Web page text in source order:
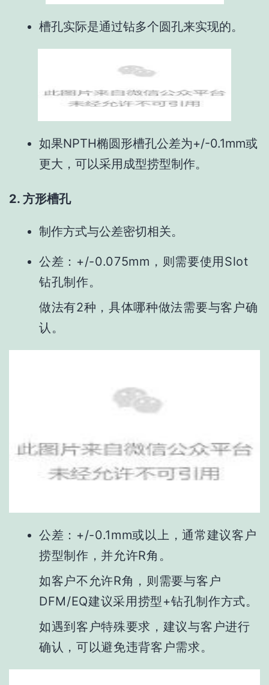
槽孔实际是通过钻多个圆孔来实现的。
如果NPTH椭圆形槽孔公差为+/-0.1mm或
更大，可以采用成型捞型制作。
2. 方形槽孔
制作方式与公差密切相关。
公差： +/-0.075mm，则需要使用Slot
钻孔制作。
做法有2种，具体哪种做法需要与客 户确
认。
公差： +/-0.1mm或以上，通常建议客户
捞型制作，并允许R角。
如客户不允许R角，则需要与客户
DFM/EQ建议采用捞型+钻孔制作方式。
如遇到客户特殊要求，建议与客户进行
确认，可以避免违背客户需求。